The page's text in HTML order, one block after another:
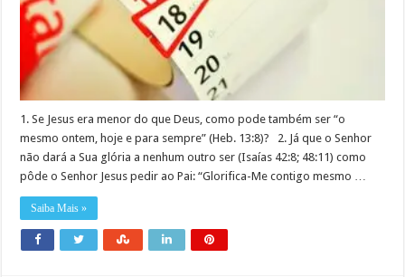
1. Se Jesus era menor do que Deus, como pode também ser “o
mesmo ontem, hoje e para sempre” (Heb. 13:8)? 2. Já que o Senhor
não dará a Sua glória a nenhum outro ser (Isaías 42:8; 48:11) como
pôde o Senhor Jesus pedir ao Pai: “Glorifica-Me contigo mesmo …
Saiba Mais »